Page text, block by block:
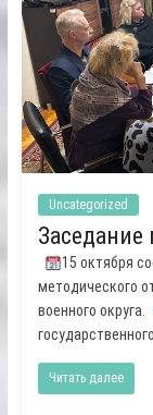
Uncategorized
Заседание
15 октября
методического
военного округа.
Читать далее